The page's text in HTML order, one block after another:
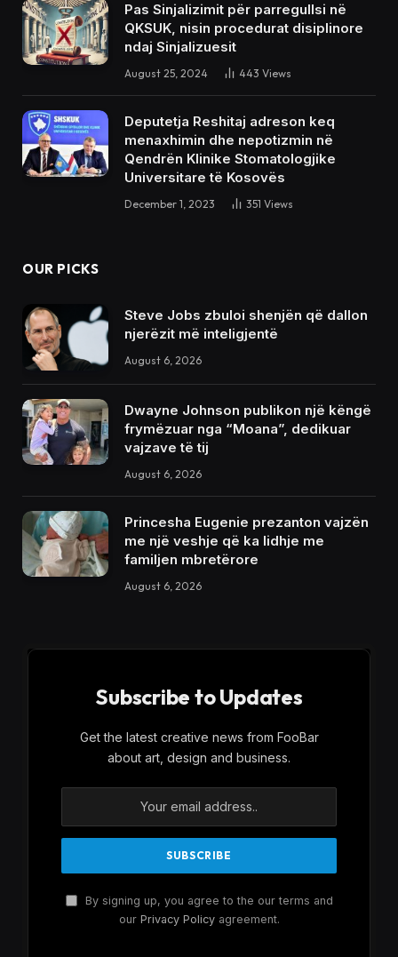
Pas Sinjalizimit për parregullsi në
QKSUK, nisin procedurat disiplinore
ndaj Sinjalizuesit
August 25, 2024 443 Views
Deputetja Reshitaj adreson keq
menaxhimin dhe nepotizmin në
Qendrën Klinike Stomatologjike
Universitare të Kosovës
December 1, 2023 351 Views
OUR PICKS
Steve Jobs zbuloi shenjën që dallon
njerëzit më inteligjentë
August 6, 2026
Dwayne Johnson publikon një këngë
frymëzuar nga “Moana”, dedikuar
vajzave të tij
August 6, 2026
Princesha Eugenie prezanton vajzën
me një veshje që ka lidhje me
familjen mbretërore
August 6, 2026
Subscribe to Updates
Get the latest creative news from FooBar
about art, design and business.
By signing up, you agree to the our terms and
our Privacy Policyagreement.